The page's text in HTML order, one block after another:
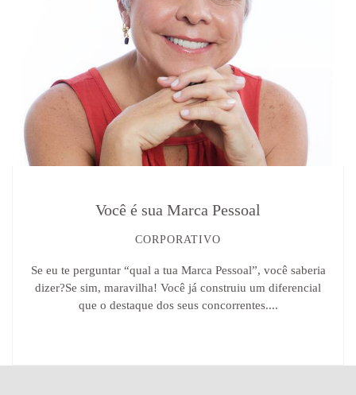
Você é sua Marca Pessoal
CORPORATIVO
Se eu te perguntar “qual a tua Marca Pessoal”, você saberia
dizer?Se sim, maravilha! Você já construiu um diferencial
que o destaque dos seus concorrentes....